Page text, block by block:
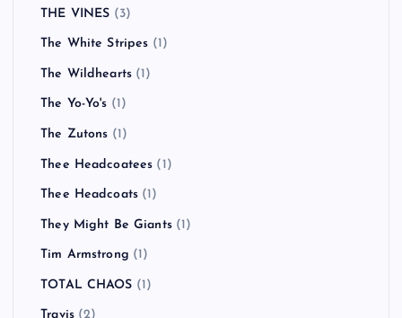
THE VINES (3)
The White Stripes (1)
The Wildhearts (1)
The Yo-Yo's (1)
The Zutons (1)
Thee Headcoatees (1)
Thee Headcoats (1)
They Might Be Giants(1)
Tim Armstrong (1)
TOTAL CHAOS (1)
Travis(2)